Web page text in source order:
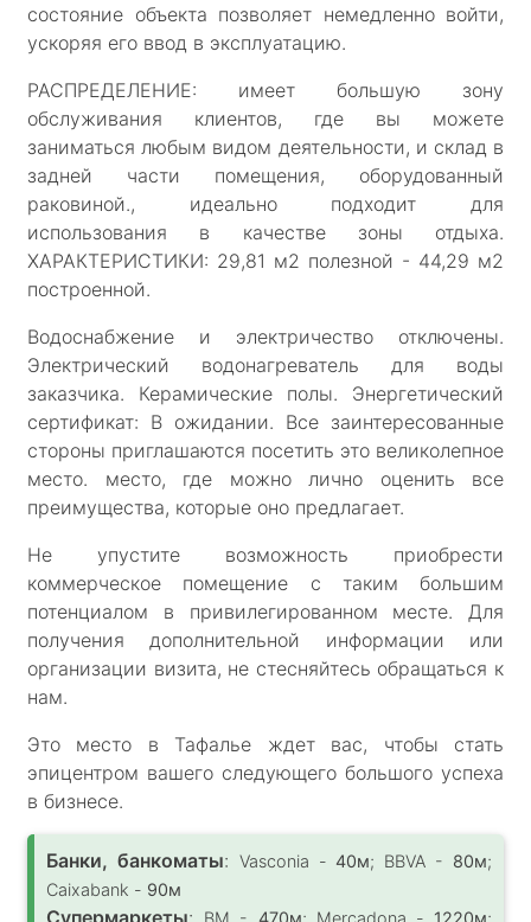
состояние объекта позволяет немедленно войти,
ускоряя его ввод в эксплуатацию.
РАСПРЕДЕЛЕНИЕ: имеет большую зону
обслуживания клиентов, где вы можете
заниматься любым видом деятельности, и склад в
задней части помещения, оборудованный
раковиной., идеально подходит для
использования в качестве зоны отдыха.
ХАРАКТЕРИСТИКИ: 29,81 м2 полезной - 44,29 м2
построенной.
Водоснабжение и электричество отключены.
Электрический водонагреватель для воды
заказчика. Керамические полы. Энергетический
сертификат: В ожидании. Все заинтересованные
стороны приглашаются посетить это великолепное
место. место, где можно лично оценить все
преимущества, которые оно предлагает.
Не упустите возможность приобрести
коммерческое помещение с таким большим
потенциалом в привилегированном месте. Для
получения дополнительной информации или
организации визита, не стесняйтесь обращаться к
нам.
Это место в Тафалье ждет вас, чтобы стать
эпицентром вашего следующего большого успеха
в бизнесе.
Банки, банкоматы: Vasconia -40м; BBVA - 80м;
Caixabank - 90м
Супермаркеты: BM - 470м; Mercadona - 1220м;